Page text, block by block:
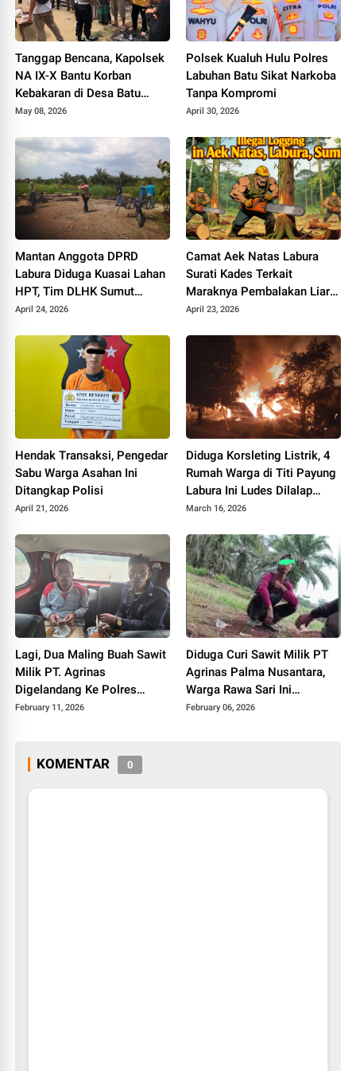
Tanggap Bencana, Kapolsek
NA IX-X Bantu Korban
Kebakaran di Desa Batu
Tunggal Labura
May 08, 2026
Polsek Kualuh Hulu Polres
Labuhan Batu Sikat Narkoba
Tanpa Kompromi
April 30, 2026
Mantan Anggota DPRD
Labura Diduga Kuasai Lahan
HPT, Tim DLHK Sumut
Tinjau Lokasi
April 24, 2026
Camat Aek Natas Labura
Surati Kades Terkait
Maraknya Pembalakan Liar
di Desa Poldung
April 23, 2026
Hendak Transaksi, Pengedar
Sabu Warga Asahan Ini
Ditangkap Polisi
April 21, 2026
Diduga Korsleting Listrik, 4
Rumah Warga di Titi Payung
Labura Ini Ludes Dilalap
Sijago Merah
March 16, 2026
Lagi, Dua Maling Buah Sawit
Milik PT. Agrinas
Digelandang Ke Polres
Labuhanbatu
February 11, 2026
Diduga Curi Sawit Milik PT
Agrinas Palma Nusantara,
Warga Rawa Sari Ini
Diamankan Petugas
February 06, 2026
KOMENTAR 0